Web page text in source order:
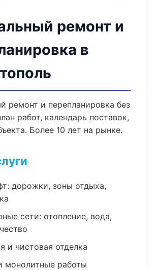
ремонт и
в
ремонт и перепланировка без
работ, календарь поставок,
Более 10 лет на рынке.
дорожки, зоны отдыха,
сети: отопление, вода,
и чистовая отделка
монолитные работы